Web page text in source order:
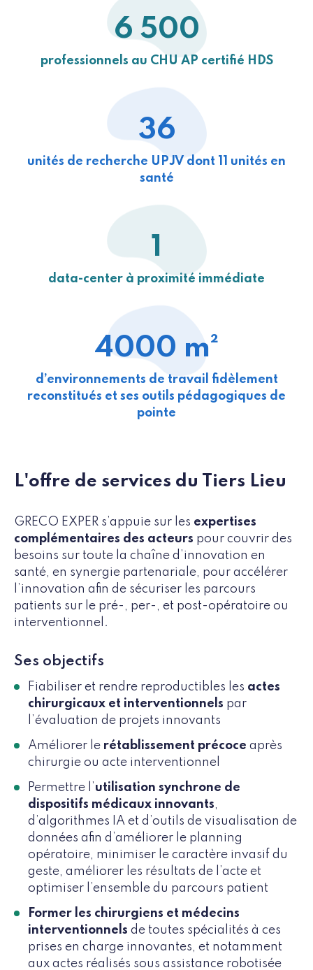
6 500
professionnels au CHU AP certifié HDS
36
unités de recherche UPJV dont 11 unités en
santé
1
data-center à proximité immédiate
4000 m²
d’environnements de travail fidèlement
reconstitués et ses outils pédagogiques de
pointe
L'offre de services du Tiers Lieu
GRECO EXPER s’appuie sur les expertises
complémentaires des acteurs pour couvrir des
besoins sur toute la chaîne d’innovation en
santé, en synergie partenariale, pour accélérer
l’innovation afin de sécuriser les parcours
patients sur le pré-, per-, et post-opératoire ou
interventionnel.
Ses objectifs
Fiabiliser et rendre reproductibles les actes
chirurgicaux et interventionnels par
l’évaluation de projets innovants
Améliorer le rétablissement précoce après
chirurgie ou acte interventionnel
Permettre l’utilisation synchrone de
dispositifs médicaux innovants,
d’algorithmes IA et d’outils de visualisation de
données afin d’améliorer le planning
opératoire, minimiser le caractère invasif du
geste, améliorer les résultats de l’acte et
optimiser l’ensemble du parcours patient
Former les chirurgiens et médecins
interventionnels de toutes spécialités à ces
prises en charge innovantes, et notamment
aux actes réalisés sous assistance robotisée